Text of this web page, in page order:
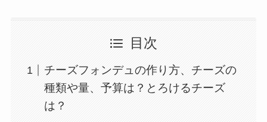
目次
チーズフォンデュの作り方、チーズの
種類や量、予算は？とろけるチーズ
は？